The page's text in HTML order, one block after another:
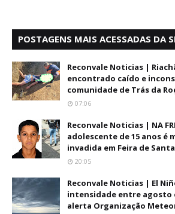
POSTAGENS MAIS ACESSADAS DA
Reconvale Noticias |
encontrado caído e
comunidade de Trás da
07:06
Reconvale Noticias | NA
adolescente de 15 anos é
invadida em Feira de
20:05
Reconvale Noticias | El
intensidade entre agosto
alerta Organização